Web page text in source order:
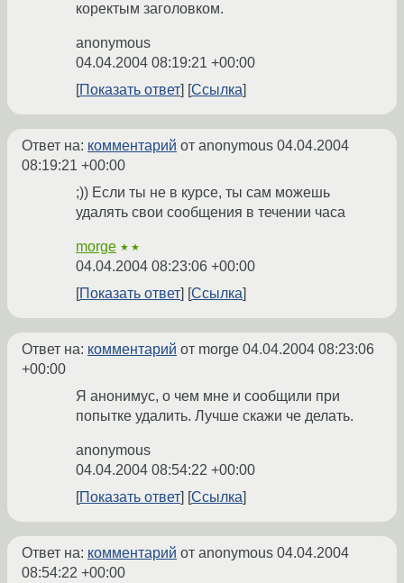
коректым заголовком.
anonymous
04.04.2004 08:19:21 +00:00
Показать ответ
Ссылка
Ответ на: комментарий от anonymous 04.04.2004
08:19:21 +00:00
;)) Если ты не в курсе, ты сам можешь
удалять свои сообщения в течении часа
morge ★★
04.04.2004 08:23:06 +00:00
Показать ответ
Ссылка
Ответ на: комментарий от morge 04.04.2004 08:23:06
+00:00
Я анонимус, о чем мне и сообщили при
попытке удалить. Лучше скажи че делать.
anonymous
04.04.2004 08:54:22 +00:00
Показать ответ
Ссылка
Ответ на: комментарий от anonymous 04.04.2004
08:54:22 +00:00